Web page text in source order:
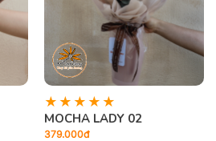
MOCHA LADY 02
379.000đ